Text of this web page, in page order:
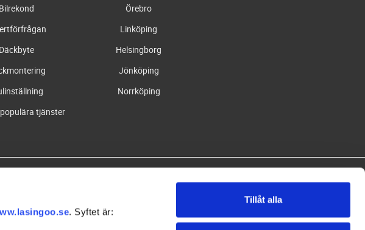
. Syftet är:
Tillåt alla
Bilrekond
Däckbyte
tjänster
Örebro
Linköping
Helsingborg
Jönköping
Norrköping